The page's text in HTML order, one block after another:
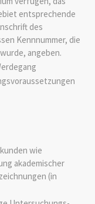
entsprechende
des
Kennnummer, die
angeben.
wie
akademischer
(in